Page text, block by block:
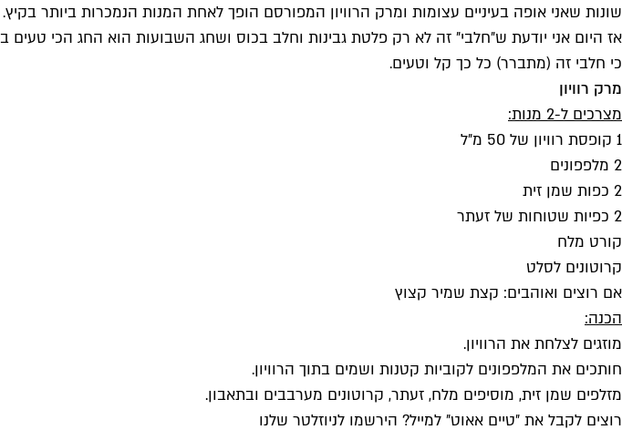
שונות שאני אופה בעיניים עצומות ומרק הרוויון המפורסם הופך לאחת המנות הנמכרות ביותר בקיץ.
אז היום אני יודעת ש״חלבי״ זה לא רק פלטת גבינות וחלב בכוס ושחג השבועות הוא החג הכי טעים
כי חלבי זה (מתברר) כל כך קל וטעים.
מרק רוויון
מצרכים ל-2 מנות:
1 קופסת רוויון של 50 מ״ל
2 מלפפונים
2 כפות שמן זית
2 כפיות שטוחות של זעתר
קורט מלח
קרוטונים לסלט
אם רוצים ואוהבים: קצת שמיר קצוץ
הכנה:
מוזגים לצלחת את הרוויון.
חותכים את המלפפונים לקוביות קטנות ושמים בתוך הרוויון.
מזלפים שמן זית, מוסיפים מלח, זעתר, קרוטונים מערבבים ובתאבון.
רוצים לקבל את ״טיים אאוט״ למייל? הירשמו לניוזלטר שלנו